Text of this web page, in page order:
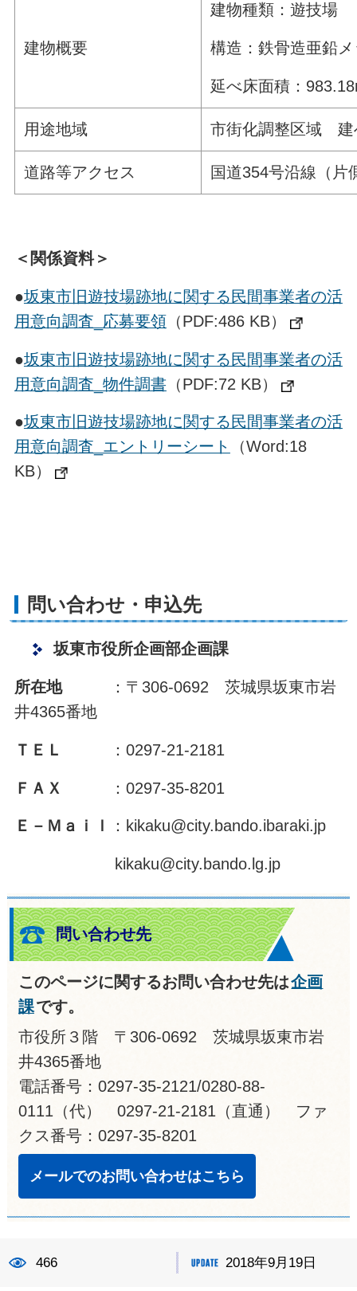
建物概要
建物種類：遊技場
構造：鉄骨造亜鉛
延べ床面積：
用途地域 市街化調整区域
道路等アクセス 国道354号沿線（片
＜関係資料＞
●坂東市旧遊技場跡地に関する民間事業者の活
用意向調査_応募要領（PDF:486 KB）
●坂東市旧遊技場跡地に関する民間事業者の活
用意向調査_ 物件調書（PDF:72 KB）
●坂東市旧遊技場跡地に関する民間事業者の活
用意向調査_エントリーシート
（Word:18
KB）
問い合わせ・申込先
坂東市役所企画部企画課
所在地：〒306-0692 茨城県坂東市岩
井4365番地
ＴＥＬ ：0297-21-2181
ＦＡＸ ：0297-35-8201
Ｅ－Ｍａｉｌ ：kikaku@city.bando.ibaraki.jp
kikaku@city.bando.lg.jp
問い合わせ先
このページに関するお問い合わせ先は企画
課です。
市役所３階 〒306-0692 茨城県坂東市岩
井4365番地
電話番号：0297-35-2121/0280-88-
0111（代） 0297-21-2181（直通） ファ
クス番号：0297-35-8201
メールでのお問い合わせはこちら
466 2018年9月19日